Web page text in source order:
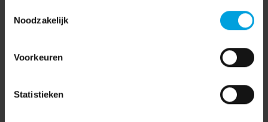
Noodzakelijk
Voorkeuren
Statistieken
Kabinet maakt gehakt van
Omgaan met conflicten en